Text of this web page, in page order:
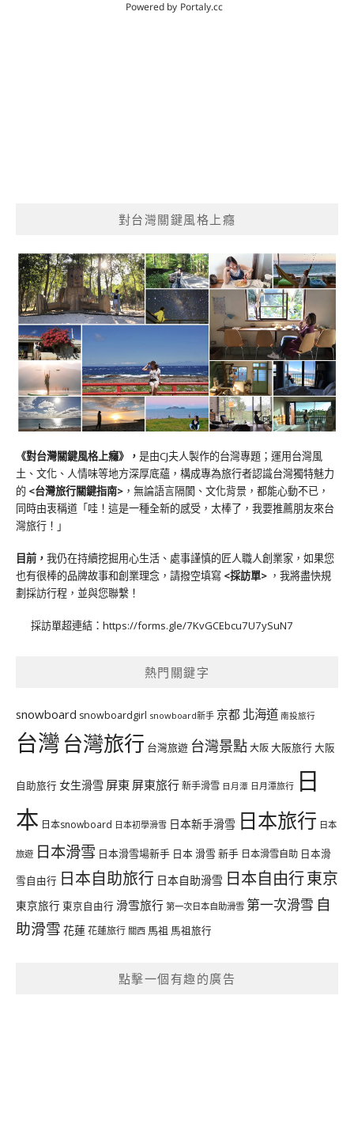
對台灣關鍵風格上癮
《對台灣關鍵風格上癮》 ， 是由CJ夫人製作的台灣專題；運用台灣風
土、文化、人情味等地方深厚底蘊，構成專為旅行者認識台灣獨特魅力
的 <台灣旅行關鍵指南> ，無論語言隔閡、文化背景，都能心動不已，
同時由衷稱道「哇！這是一種全新的感受，太棒了，我要推薦朋友來台
灣旅行！」
目前， 我仍在持續挖掘用心生活、處事謹慎的匠人職人創業家，如果您
也有很棒的品牌故事和創業理念，請撥空填寫 <採訪單> ，我將盡快規
劃採訪行程，並與您聯繫！
採訪單超連結： https://forms.gle/7KvGCEbcu7U7ySuN7
熱門關鍵字
snowboard snowboardgirl snowboard新手 京都 北海道 南投旅行
台灣台灣旅行 台灣旅遊 台灣景點大阪大阪旅行大阪
自助旅行 女生滑雪 屏東 屏東旅行新手滑雪 日月潭 日月潭旅行 日
本 日本snowboard 日本初學滑雪 日本新手滑雪 日本旅行 日本
旅遊 日本滑雪 日本滑雪場新手 日本 滑雪 新手 日本滑雪自助 日本滑
雪自由行 日本自助旅行 日本自助滑雪 日本自由行東京
東京旅行 東京自由行 滑雪旅行 第一次日本自助滑雪 第一次滑雪 自
助滑雪 花蓮花蓮旅行 關西 馬祖 馬祖旅行
點擊一個有趣的廣告